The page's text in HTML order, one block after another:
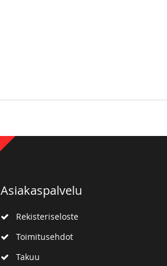
Asiakaspalvelu
Rekisteriseloste
Toimitusehdot
Takuu